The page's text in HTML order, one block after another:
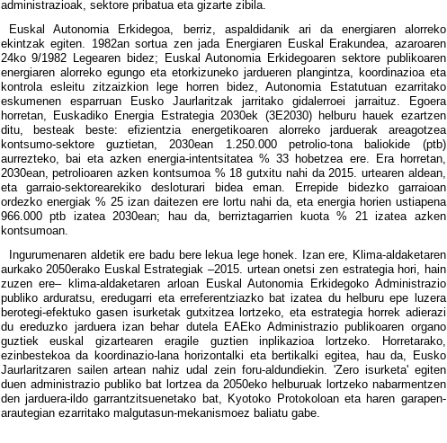
administrazioak, sektore pribatua eta gizarte zibila.
Euskal Autonomia Erkidegoa, berriz, aspaldidanik ari da energiaren alorreko
ekintzak egiten. 1982an sortua zen jada Energiaren Euskal Erakundea, azaroaren
24ko 9/1982 Legearen bidez; Euskal Autonomia Erkidegoaren sektore publikoaren
energiaren alorreko egungo eta etorkizuneko jardueren plangintza, koordinazioa eta
kontrola esleitu zitzaizkion lege horren bidez, Autonomia Estatutuan ezarritako
eskumenen esparruan Eusko Jaurlaritzak jarritako gidalerroei jarraituz. Egoera
horretan, Euskadiko Energia Estrategia 2030ek (3E2030) helburu hauek ezartzen
ditu, besteak beste: efizientzia energetikoaren alorreko jarduerak areagotzea
kontsumo-sektore guztietan, 2030ean 1.250.000 petrolio-tona baliokide (ptb)
aurrezteko, bai eta azken energia-intentsitatea % 33 hobetzea ere. Era horretan,
2030ean, petrolioaren azken kontsumoa % 18 gutxitu nahi da 2015. urtearen aldean,
eta garraio-sektorearekiko desloturari bidea eman. Errepide bidezko garraioan
ordezko energiak % 25 izan daitezen ere lortu nahi da, eta energia horien ustiapena
966.000 ptb izatea 2030ean; hau da, berriztagarrien kuota % 21 izatea azken
kontsumoan.
Ingurumenaren aldetik ere badu bere lekua lege honek. Izan ere, Klima-aldaketaren
aurkako 2050erako Euskal Estrategiak –2015. urtean onetsi zen estrategia hori, hain
zuzen ere– klima-aldaketaren arloan Euskal Autonomia Erkidegoko Administrazio
publiko arduratsu, eredugarri eta erreferentziazko bat izatea du helburu epe luzera
berotegi-efektuko gasen isurketak gutxitzea lortzeko, eta estrategia horrek adierazi
du ereduzko jarduera izan behar dutela EAEko Administrazio publikoaren organo
guztiek euskal gizartearen eragile guztien inplikazioa lortzeko. Horretarako,
ezinbestekoa da koordinazio-lana horizontalki eta bertikalki egitea, hau da, Eusko
Jaurlaritzaren sailen artean nahiz udal zein foru-aldundiekin. 'Zero isurketa' egiten
duen administrazio publiko bat lortzea da 2050eko helburuak lortzeko nabarmentzen
den jarduera-ildo garrantzitsuenetako bat, Kyotoko Protokoloan eta haren garapen-
arautegian ezarritako malgutasun-mekanismoez baliatu gabe.